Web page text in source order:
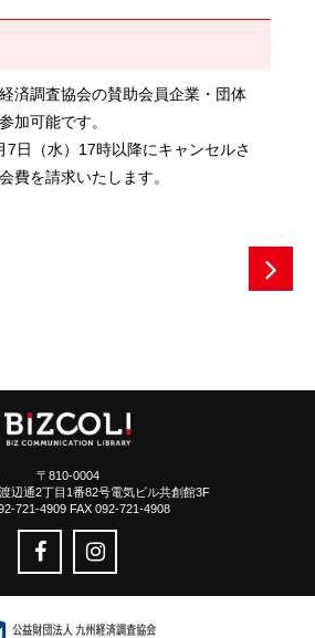
済調査協会の賛助会員企業・団体
加可能です。
7日（水）17時以降にキャンセルさ
費を請求いたします。
〒810-0004
辺通2丁目1番82号電気ビル共創館3F
721-4909 FAX 092-721-4908